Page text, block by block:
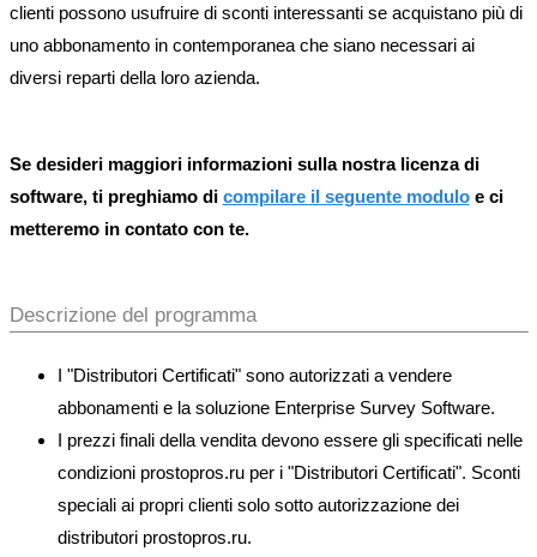
clienti possono usufruire di sconti interessanti se acquistano più di
uno abbonamento in contemporanea che siano necessari ai
diversi reparti della loro azienda.
Se desideri maggiori informazioni sulla nostra licenza di
software, ti preghiamo di compilare il seguente moduloe ci
metteremo in contato con te.
Descrizione del programma
I "Distributori Certificati" sono autorizzati a vendere
abbonamenti e la soluzione Enterprise Survey Software.
I prezzi finali della vendita devono essere gli specificati nelle
condizioni prostopros.ru per i "Distributori Certificati". Sconti
speciali ai propri clienti solo sotto autorizzazione dei
distributori prostopros.ru.